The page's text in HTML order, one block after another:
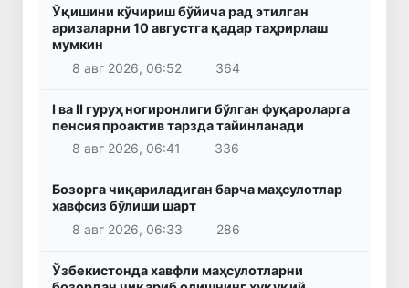
Ўқишини кўчириш бўйича рад этилган
аризаларни 10 августга қадар таҳрирлаш
мумкин
8 авг 2026, 06:52
364
I ва II гуруҳ ногиронлиги бўлган фуқароларга
пенсия проактив тарзда тайинланади
8 авг 2026, 06:41
336
Бозорга чиқариладиган барча маҳсулотлар
хавфсиз бўлиши шарт
8 авг 2026, 06:33
286
Ўзбекистонда хавфли маҳсулотларни